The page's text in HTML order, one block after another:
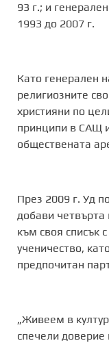
93 г.; и
1993 до 2007 г.
Като генерален
религиозните
християни по
принципи в САЩ
обществената
През 2009 г. Уд
добави
към своя списък
ученичество,
предпочитан
„Живеем в
спечели доверие